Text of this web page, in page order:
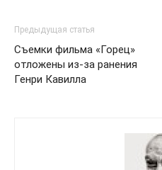
Предыдущая статья
Съемки фильма «Горец»
отложены из-за ранения
Генри Кавилла